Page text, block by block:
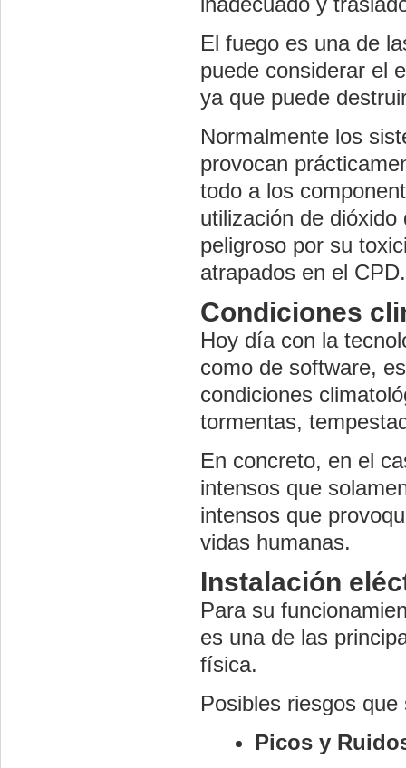
El fuego es una de
puede considerar el
ya que puede
Normalmente los
provocan
todo a los
utilización de
peligroso por su
atrapados en el CPD.
Condiciones
Hoy día con la
como de software,
condiciones
tormentas,
En concreto, en el
intensos que
intensos que
vidas humanas.
Instalación
Para su
es una de las
física.
Posibles riesgos
Picos y